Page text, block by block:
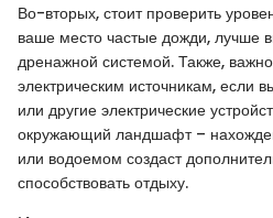
Во-вторых, стоит проверить
ваше место частые дожди, лучше
дренажной системой. Также, важно
электрическим источникам, если
или другие электрические
окружающий ландшафт –
или водоемом создаст
способствовать отдыху.